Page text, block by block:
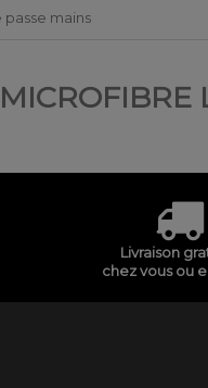
passe mains
Livraison
chez vous ou